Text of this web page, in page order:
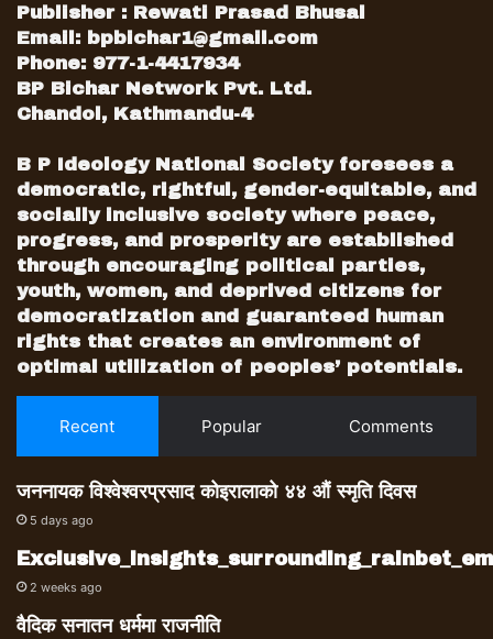
Publisher : Rewati Prasad Bhusal
Email: bpbichar1@gmail.com
Phone: 977-1-4417934
BP Bichar Network Pvt. Ltd.
Chandol, Kathmandu-4
B P Ideology National Society foresees a
democratic, rightful, gender-equitable, and
socially inclusive society where peace,
progress, and prosperity are established
through encouraging political parties,
youth, women, and deprived citizens for
democratization and guaranteed human
rights that creates an environment of
optimal utilization of peoples’ potentials.
Recent Popular Comments
जननायक विश्वेश्वरप्रसाद कोइरालाको ४४ औं स्मृति दिवस
5 days ago
2 weeks ago
वैदिक सनातन धर्ममा राजनीति